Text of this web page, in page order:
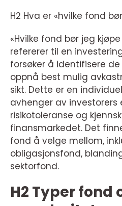
H2 Hva er «hvilke fond
«Hvilke fond bør jeg
refererer til en
forsøker å identifisere
oppnå best mulig
sikt. Dette er en
avhenger av investorers
risikotoleranse og
finansmarkedet. Det
fond å velge mellom,
obligasjonsfond,
sektorfond.
H2 Typer fond